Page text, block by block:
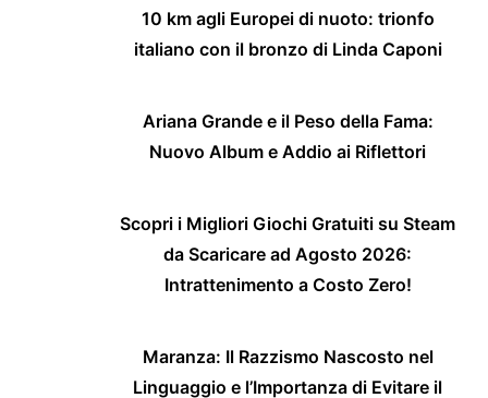
10 km agli Europei di nuoto: trionfo
italiano con il bronzo di Linda Caponi
Ariana Grande e il Peso della Fama:
Nuovo Album e Addio ai Riflettori
Scopri i Migliori Giochi Gratuiti su Steam
da Scaricare ad Agosto 2026:
Intrattenimento a Costo Zero!
Maranza: Il Razzismo Nascosto nel
Linguaggio e l’Importanza di Evitare il